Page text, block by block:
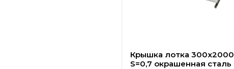
Крышка лотка 300х2000
S=0,7 окрашенная сталь